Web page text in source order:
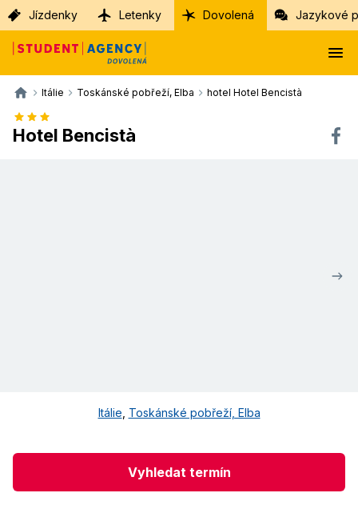
Jízdenky Letenky Dovolená Jazykové
Itálie Toskánské pobřeží, Elba hotel Hotel Bencistà
Hotel Bencistà
Itálie Toskánské pobřeží, Elba
Vyhledat termín